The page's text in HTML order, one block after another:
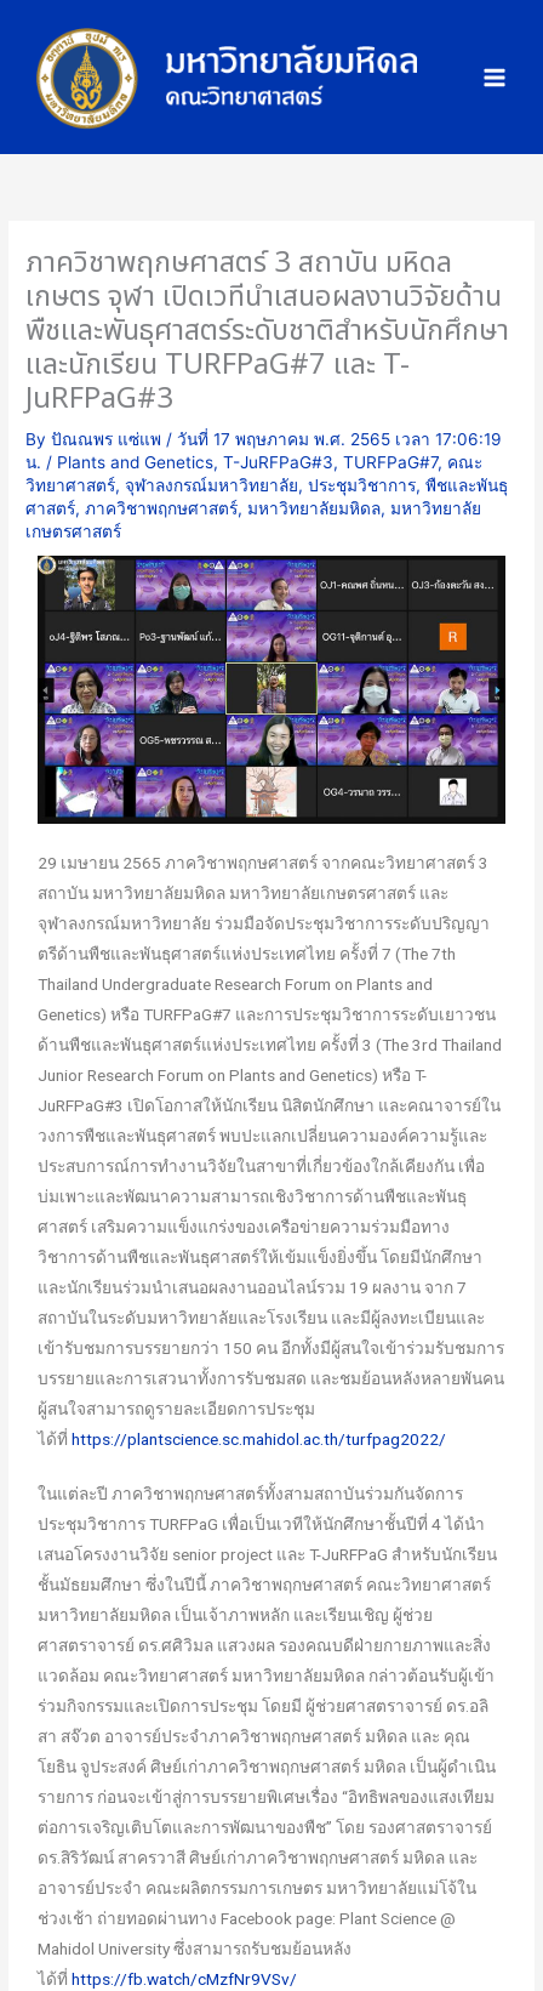
content
ภาควิชาพฤกษศาสตร์ 3 สถาบัน มหิดล
เกษตร จุฬา เปิดเวทีนำเสนอผลงานวิจัยด้าน
พืชและพันธุศาสตร์ระดับชาติสำหรับนักศึกษา
และนักเรียน TURFPaG#7 และ T-
JuRFPaG#3
Byปัณณพร แซ่แพ /วันที่ 17 พฤษภาคม พ.ศ. 2565 เวลา 17:06:19
น. / Plants and Genetics,T-JuRFPaG#3,TURFPaG#7, คณะ
วิทยาศาสตร์,จุฬาลงกรณ์มหาวิทยาลัย,ประชุมวิชาการ,พืชและพันธุ
ศาสตร์,ภาควิชาพฤกษศาสตร์,มหาวิทยาลัยมหิดล,มหาวิทยาลัย
เกษตรศาสตร์
29 เมษายน 2565 ภาควิชาพฤกษศาสตร์ จากคณะวิทยาศาสตร์ 3
สถาบัน มหาวิทยาลัยมหิดล มหาวิทยาลัยเกษตรศาสตร์ และ
จุฬาลงกรณ์มหาวิทยาลัย ร่วมมือจัดประชุมวิชาการระดับปริญญา
ตรีด้านพืชและพันธุศาสตร์แห่งประเทศไทย ครั้งที่ 7 (The 7th
Thailand Undergraduate Research Forum on Plants and
Genetics) หรือ TURFPaG#7 และการประชุมวิชาการระดับเยาวชน
ด้านพืชและพันธุศาสตร์แห่งประเทศไทย ครั้งที่ 3 (The 3rd Thailand
Junior Research Forum on Plants and Genetics) หรือ T-
JuRFPaG#3 เปิดโอกาสให้นักเรียน นิสิตนักศึกษา และคณาจารย์ใน
วงการพืชและพันธุศาสตร์ พบปะแลกเปลี่ยนความองค์ความรู้และ
ประสบการณ์การทำงานวิจัยในสาขาที่เกี่ยวข้องใกล้เคียงกัน เพื่อ
บ่มเพาะและพัฒนาความสามารถเชิงวิชาการด้านพืชและพันธุ
ศาสตร์ เสริมความแข็งแกร่งของเครือข่ายความร่วมมือทาง
วิชาการด้านพืชและพันธุศาสตร์ให้เข้มแข็งยิ่งขึ้น โดยมีนักศึกษา
และนักเรียนร่วมนำเสนอผลงานออนไลน์รวม 19 ผลงาน จาก 7
สถาบันในระดับมหาวิทยาลัยและโรงเรียน และมีผู้ลงทะเบียนและ
เข้ารับชมการบรรยายกว่า 150 คน อีกทั้งมีผู้สนใจเข้าร่วมรับชมการ
บรรยายและการเสวนาทั้งการรับชมสด และชมย้อนหลังหลายพันคน
ผู้สนใจสามารถดูรายละเอียดการประชุม
ได้ที่https://plantscience.sc.mahidol.ac.th/turfpag2022/
ในแต่ละปี ภาควิชาพฤกษศาสตร์ทั้งสามสถาบันร่วมกันจัดการ
ประชุมวิชาการ TURFPaG เพื่อเป็นเวทีให้นักศึกษาชั้นปีที่ 4 ได้นำ
เสนอโครงงานวิจัย senior project และ T-JuRFPaG สำหรับนักเรียน
ชั้นมัธยมศึกษา ซึ่งในปีนี้ ภาควิชาพฤกษศาสตร์ คณะวิทยาศาสตร์
มหาวิทยาลัยมหิดล เป็นเจ้าภาพหลัก และเรียนเชิญ ผู้ช่วย
ศาสตราจารย์ ดร.ศศิวิมล แสวงผล รองคณบดีฝ่ายกายภาพและสิ่ง
แวดล้อม คณะวิทยาศาสตร์ มหาวิทยาลัยมหิดล กล่าวต้อนรับผู้เข้า
ร่วมกิจกรรมและเปิดการประชุม โดยมี ผู้ช่วยศาสตราจารย์ ดร.อลิ
สา สจ๊วต อาจารย์ประจำภาควิชาพฤกษศาสตร์ มหิดล และ คุณ
โยธิน จูประสงค์ ศิษย์เก่าภาควิชาพฤกษศาสตร์ มหิดล เป็นผู้ดำเนิน
รายการ ก่อนจะเข้าสู่การบรรยายพิเศษเรื่อง “อิทธิพลของแสงเทียม
ต่อการเจริญเติบโตและการพัฒนาของพืช” โดย รองศาสตราจารย์
ดร.สิริวัฒน์ สาครวาสี ศิษย์เก่าภาควิชาพฤกษศาสตร์ มหิดล และ
อาจารย์ประจำ คณะผลิตกรรมการเกษตร มหาวิทยาลัยแม่โจ้ใน
ช่วงเช้า ถ่ายทอดผ่านทาง Facebook page: Plant Science @
Mahidol University ซึ่งสามารถรับชมย้อนหลัง
ได้ที่https://fb.watch/cMzfNr9VSv/
ม